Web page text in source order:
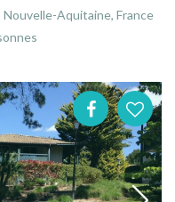
Aquitaine, France